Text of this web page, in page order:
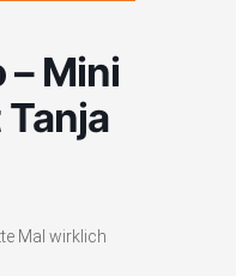
– Mini
Mal wirklich